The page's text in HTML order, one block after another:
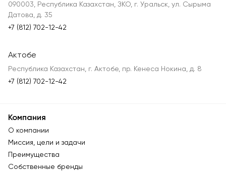
090003, Республика Казахстан, ЗКО, г. Уральск, ул. Сырыма
Датова, д. 35
+7 (812) 702-12-42
Актобе
Республика Казахстан, г. Актобе, пр. Кенеса Нокина, д. 8
+7 (812) 702-12-42
Компания
О компании
Миссия, цели и задачи
Преимущества
Собственные бренды